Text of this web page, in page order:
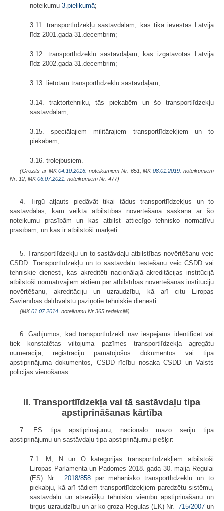
noteikumu 3.pielikumā;
3.11. transportlīdzekļu sastāvdaļām, kas tika ievestas Latvijā
līdz 2001.gada 31.decembrim;
3.12. transportlīdzekļu sastāvdaļām, kas izgatavotas Latvijā
līdz 2002.gada 31.decembrim;
3.13. lietotām transportlīdzekļu sastāvdaļām;
3.14. traktortehniku, tās piekabēm un šo transportlīdzekļu
sastāvdaļām;
3.15. speciālajiem militārajiem transportlīdzekļiem un to
piekabēm;
3.16. trolejbusiem.
(Grozīts ar MK04.10.2016. noteikumiem Nr. 651; MK08.01.2019. noteikumiem
Nr. 12; MK06.07.2021. noteikumiem Nr. 477)
4. Tirgū atļauts piedāvāt tikai tādus transportlīdzekļus un to
sastāvdaļas, kam veikta atbilstības novērtēšana saskaņā ar šo
noteikumu prasībām un kas atbilst attiecīgo tehnisko normatīvu
prasībām, un kas ir atbilstoši marķēti.
5. Transportlīdzekļu un to sastāvdaļu atbilstības novērtēšanu veic
CSDD. Transportlīdzekļu un to sastāvdaļu testēšanu veic CSDD vai
tehniskie dienesti, kas akreditēti nacionālajā akreditācijas institūcijā
atbilstoši normatīvajiem aktiem par atbilstības novērtēšanas institūciju
novērtēšanu, akreditāciju un uzraudzību, kā arī citu Eiropas
Savienības dalībvalstu paziņotie tehniskie dienesti.
(MK01.07.2014. noteikumu Nr.365 redakcijā)
6. Gadījumos, kad transportlīdzekli nav iespējams identificēt vai
tiek konstatētas viltojuma pazīmes transportlīdzekļa agregātu
numerācijā, reģistrāciju pamatojošos dokumentos vai tipa
apstiprinājuma dokumentos, CSDD rīcību nosaka CSDD un Valsts
policijas vienošanās.
II. Transportlīdzekļa vai tā sastāvdaļu tipa
apstiprināšanas kārtība
7. ES tipa apstiprinājumu, nacionālo mazo sēriju tipa
apstiprinājumu un sastāvdaļu tipa apstiprinājumu piešķir:
7.1. M, N un O kategorijas transportlīdzekļiem atbilstoši
Eiropas Parlamenta un Padomes 2018. gada 30. maija Regulai
(ES) Nr. 2018/858par mehānisko transportlīdzekļu un to
piekabju, kā arī tādiem transportlīdzekļiem paredzētu sistēmu,
sastāvdaļu un atsevišķu tehnisku vienību apstiprināšanu un
tirgus uzraudzību un ar ko groza Regulas (EK) Nr. 715/2007un